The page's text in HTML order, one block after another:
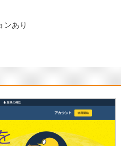
ンあり